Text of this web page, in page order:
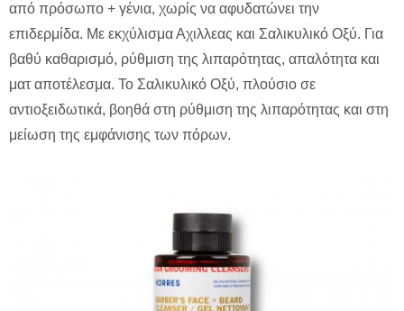
από πρόσωπο + γένια, χωρίς να αφυδατώνει την
επιδερμίδα. Με εκχύλισμα Αχιλλεας και Σαλικυλικό Οξύ. Για
βαθύ καθαρισμό, ρύθμιση της λιπαρότητας, απαλότητα και
ματ αποτέλεσμα. Το Σαλικυλικό Οξύ, πλούσιο σε
αντιοξειδωτικά, βοηθά στη ρύθμιση της λιπαρότητας και στη
μείωση της εμφάνισης των πόρων.